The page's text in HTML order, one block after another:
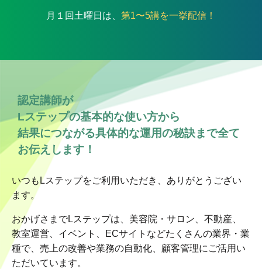
月１回土曜日は、 第1〜5講を一挙配信！
認定講師が
Lステップの基本的な使い方から
結果につながる具体的な運用の秘訣まで全て
お伝えします！
いつもLステップをご利用いただき、ありがとうござい
ます。
おかげさまでLステップは、美容院・サロン、不動産、
教室運営、イベント、ECサイトなどたくさんの業界・業
種で、売上の改善や業務の自動化、顧客管理にご活用い
ただいています。